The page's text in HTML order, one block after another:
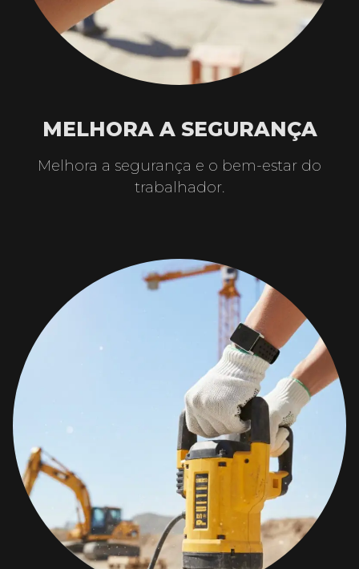
MELHORA A SEGURANÇA
Melhora a segurança e o bem-estar do
trabalhador.